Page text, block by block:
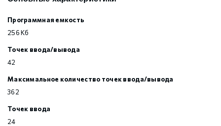
Программная емкость
256 Кб
Точек ввода/вывода
42
Максимальное количество точек ввода/вывода
362
Точек ввода
24